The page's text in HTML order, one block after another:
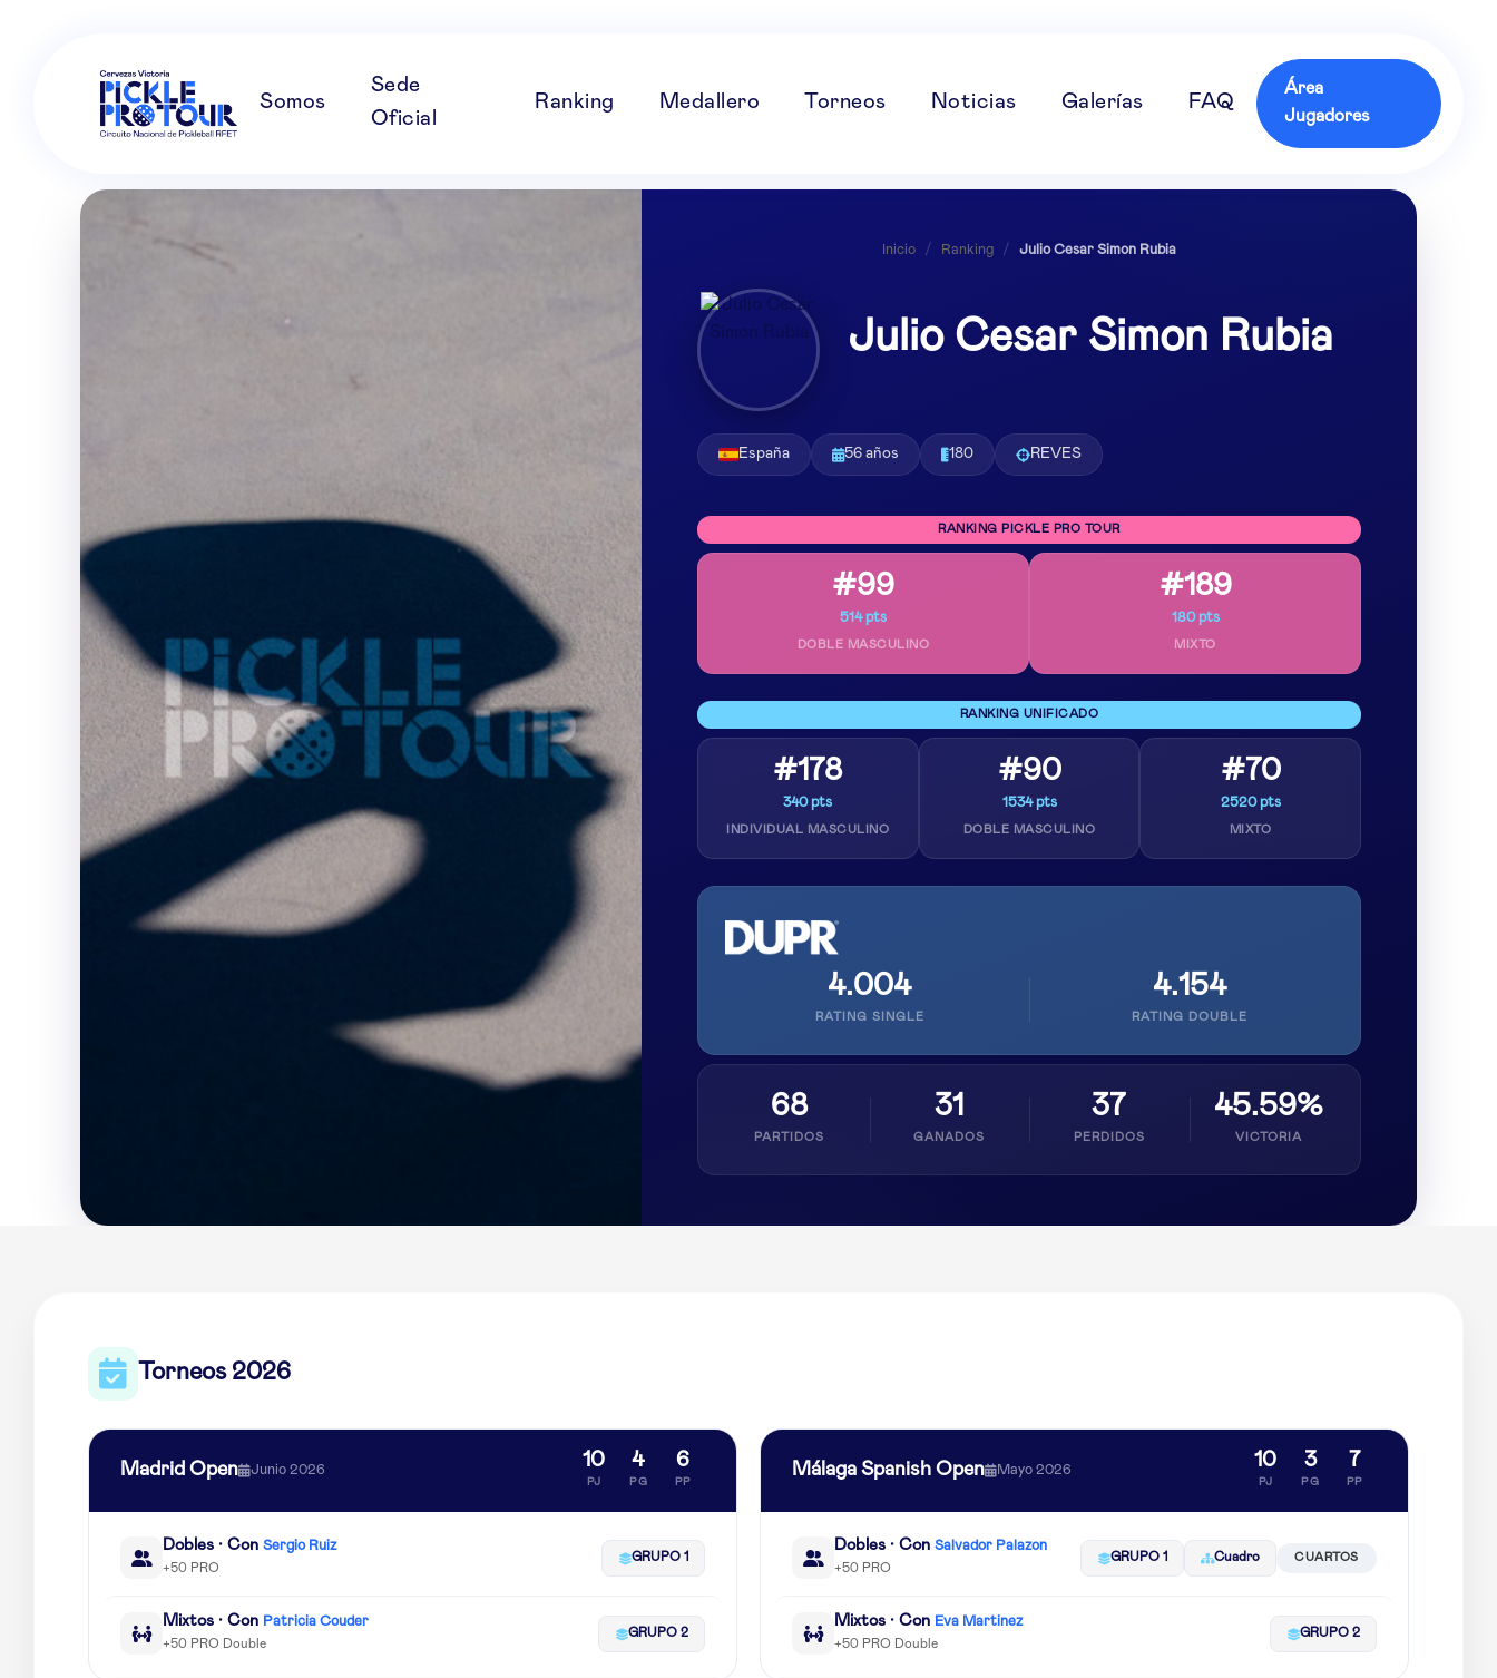
Somos
Sede
Oficial
Ranking Medallero Torneos Noticias Galerías FAQ
Área
Jugadores
Inicio / Ranking / Julio Cesar Simon Rubia
Julio Cesar Simon Rubia
España 56 años 180 REVES
RANKING PICKLE PRO TOUR
#99
514 pts
DOBLE MASCULINO
#189
180 pts
MIXTO
RANKING UNIFICADO
#178
340 pts
INDIVIDUAL MASCULINO
#90
1534 pts
DOBLE MASCULINO
#70
2520 pts
MIXTO
4.004
RATING SINGLE
4.154
RATING DOUBLE
68
PARTIDOS
31
GANADOS
37
PERDIDOS
45.59%
VICTORIA
Torneos 2026
Madrid Open Junio 2026 10
PJ
4
PG
6
PP
Dobles · Con Sergio Ruiz
+50 PRO
GRUPO 1
Mixtos · Con Patricia Couder
+50 PRO Double
GRUPO 2
Málaga Spanish Open Mayo 2026 10
PJ
3
PG
7
PP
Dobles · Con Salvador Palazon
+50 PRO
GRUPO 1 Cuadro CUARTOS
Mixtos · Con Eva Martinez
+50 PRO Double
GRUPO 2